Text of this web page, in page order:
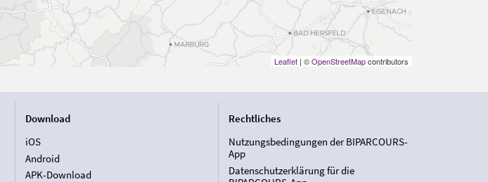
Leaflet| ©OpenStreetMapcontributors
Download
iOS
Android
APK-Download
Rechtliches
Nutzungsbedingungen der BIPARCOURS-
App
Datenschutzerklärung für die